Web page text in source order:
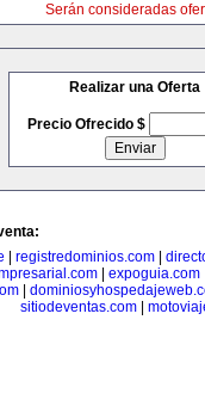
Serán consideradas
Realizar una Oferta
Precio Ofrecido $
registredominios.com
expoguia.com
|
sitiodeventas.com